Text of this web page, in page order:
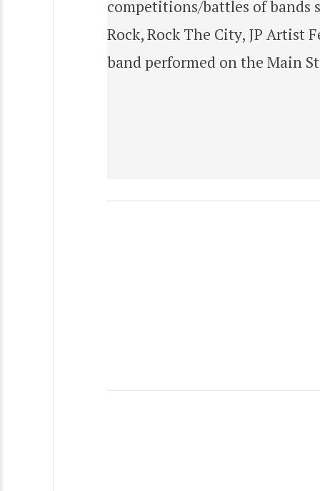
competitions/battles of bands
Rock, Rock The City, JP Artist
band performed on the Main